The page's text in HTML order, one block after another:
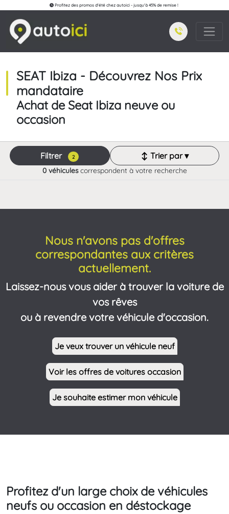
Profitez des promos d'été chez autoici - jusqu'à 45% de remise !
SEAT Ibiza - Découvrez Nos Prix
mandataire
Achat de Seat Ibiza neuve ou
occasion
Filtrer 2 ↕ Trier par ▾
0 véhiculescorrespondent à votre recherche
Nous n'avons pas d'offres
correspondantes aux critères
actuellement.
Laissez-nous vous aider à trouver la voiture de
vos rêves
ou à revendre votre véhicule d'occasion.
Je veux trouver un véhicule neuf
Voir les offres de voitures occasion
Je souhaite estimer mon véhicule
Profitez d'un large choix de véhicules
neufs ou occasion en déstockage